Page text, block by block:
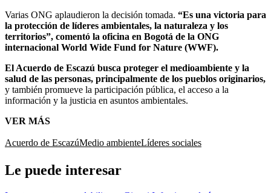
Varias ONG aplaudieron la decisión tomada. “Es una victoria para
la protección de líderes ambientales, la naturaleza y los
territorios”, comentó la oficina en Bogotá de la ONG
internacional World Wide Fund for Nature (WWF).
El Acuerdo de Escazú busca proteger el medioambiente y la
salud de las personas, principalmente de los pueblos originarios,
y también promueve la participación pública, el acceso a la
información y la justicia en asuntos ambientales.
VER MÁS
Acuerdo de EscazúMedio ambienteLíderes sociales
Le puede interesar